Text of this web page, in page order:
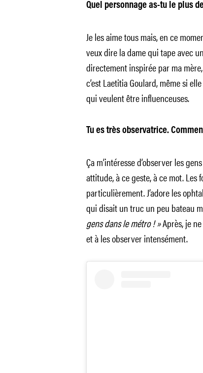
Quel personnage as-tu le plus
Je les aime tous mais, en ce
veux dire la dame qui tape avec
directement inspirée par ma
c’est Laetitia Goulard, même si
qui veulent être influenceuses.
Tu es très observatrice.
Ça m’intéresse d’observer les
attitude, à ce geste, à ce mot.
particulièrement. J’adore les
qui disait un truc un peu bateau
gens dans le métro ! »Après, je
et à les observer intensément.